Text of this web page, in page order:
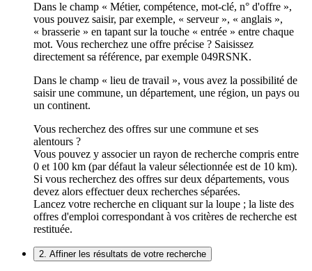
Dans le champ « Métier, compétence, mot-clé, n° d'offre »,
vous pouvez saisir, par exemple, « serveur », « anglais »,
« brasserie » en tapant sur la touche « entrée » entre chaque
mot. Vous recherchez une offre précise ? Saisissez
directement sa référence, par exemple 049RSNK.
Dans le champ « lieu de travail », vous avez la possibilité de
saisir une commune, un département, une région, un pays ou
un continent.
Vous recherchez des offres sur une commune et ses
alentours ?
Vous pouvez y associer un rayon de recherche compris entre
0 et 100 km (par défaut la valeur sélectionnée est de 10 km).
Si vous recherchez des offres sur deux départements, vous
devez alors effectuer deux recherches séparées.
Lancez votre recherche en cliquant sur la loupe ; la liste des
offres d'emploi correspondant à vos critères de recherche est
restituée.
2. Affiner les résultats de votre recherche